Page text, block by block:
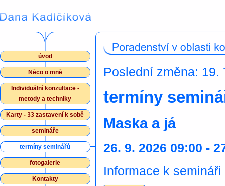
Poslední změna: 19.
termíny
Maska a já
26. 9. 2026 09:00 -
Informace k
úvod
Něco o mně
Individuální konzultace -
metody a techniky
Karty - 33 zastavení k sobě
semináře
termíny seminářů
fotogalerie
Kontakty